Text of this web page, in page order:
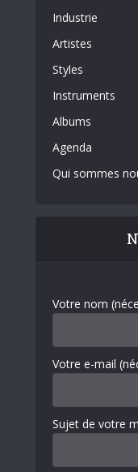
Industrie
Artistes
Styles
Instruments
Albums
Agenda
Qui sommes
Votre nom
Votre e-mail
Sujet de votre